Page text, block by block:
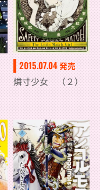
2015.07.04発売
燐寸少女 （２）